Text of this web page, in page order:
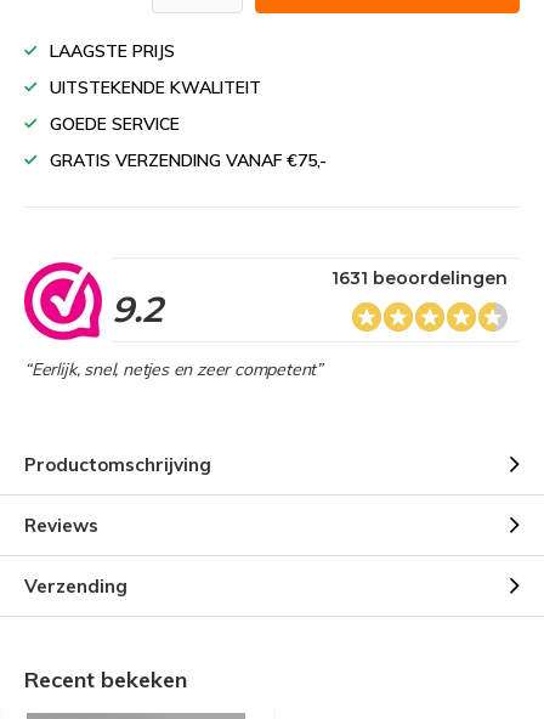
LAAGSTE PRIJS
UITSTEKENDE KWALITEIT
GOEDE SERVICE
GRATIS VERZENDING VANAF €75,-
9.2
1631 beoordelingen
“Eerlijk, snel, netjes en zeer competent”
Productomschrijving
Reviews
Verzending
Recent bekeken